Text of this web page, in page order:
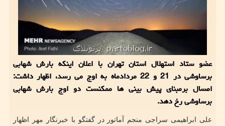
عضو ستاد استهلال استان تهران با اعلان اینکه بارش شهابی
برساوشی در 21 و 22 مردادماه به اوج می رسد، اظهار داشت:
امسال برمبنای پیش بینی ها ممکنست دو اوج بارش شهابی
برساوشی رخ دهد.
علی ابراهیمی سراجی منجم آماتور در گفتگو با خبرنگار مهر اظهار